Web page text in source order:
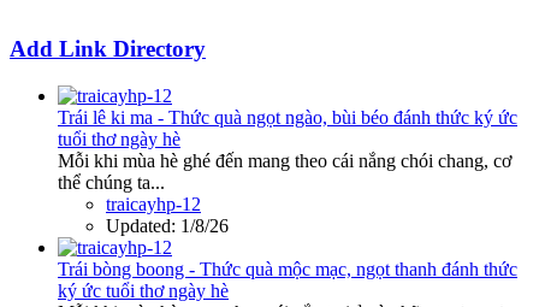
Add Link Directory
Trái lê ki ma - Thức quà ngọt ngào, bùi béo đánh thức ký ức
tuổi thơ ngày hè
Mỗi khi mùa hè ghé đến mang theo cái nắng chói chang, cơ
thể chúng ta...
traicayhp-12
Updated: 1/8/26
Trái bòng boong - Thức quà mộc mạc, ngọt thanh đánh thức
ký ức tuổi thơ ngày hè